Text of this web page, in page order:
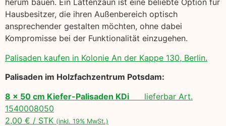
herum bauen. Ein Lattenzaun ist eine beliebte Option für
Hausbesitzer, die ihren Außenbereich optisch
ansprechender gestalten möchten, ohne dabei
Kompromisse bei der Funktionalität einzugehen.
Palisaden kaufen in Kolonie An der Kappe 130, Berlin.
Palisaden im Holzfachzentrum Potsdam:
8 x 50 cm Kiefer-Palisaden KDi lieferbar Art.
1540008050
2,00 € / STK (inkl. 19% MwSt.)